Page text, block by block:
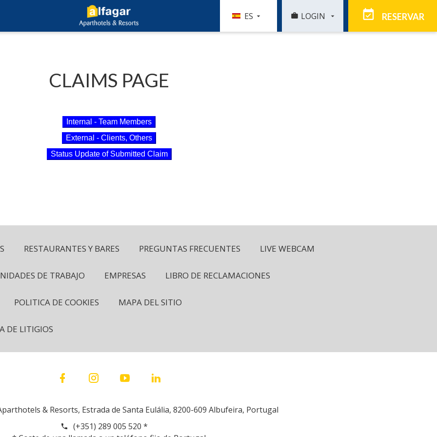
ES LOGIN RESERVAR
CLAIMS PAGE
Internal - Team Members
External - Clients, Others
Status Update of Submitted Claim
RESTAURANTES Y BARES PREGUNTAS FRECUENTES LIVE WEBCAM
DE TRABAJO EMPRESAS LIBRO DE RECLAMACIONES
POLITICA DE COOKIES MAPA DEL SITIO
DE LITIGIOS
& Resorts, Estrada de Santa Eulália, 8200-609 Albufeira, Portugal
(+351) 289 005 520 *